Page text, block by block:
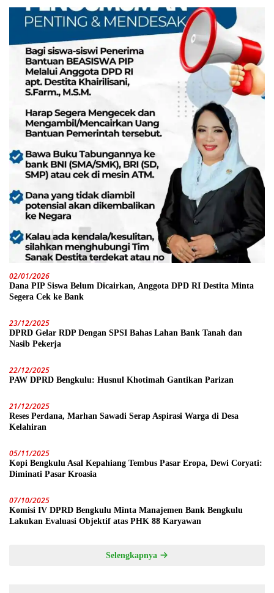
02/01/2026
Dana PIP Siswa Belum Dicairkan, Anggota DPD RI Destita Minta
Segera Cek ke Bank
23/12/2025
DPRD Gelar RDP Dengan SPSI Bahas Lahan Bank Tanah dan
Nasib Pekerja
22/12/2025
PAW DPRD Bengkulu: Husnul Khotimah Gantikan Parizan
21/12/2025
Reses Perdana, Marhan Sawadi Serap Aspirasi Warga di Desa
Kelahiran
05/11/2025
Kopi Bengkulu Asal Kepahiang Tembus Pasar Eropa, Dewi Coryati:
Diminati Pasar Kroasia
07/10/2025
Komisi IV DPRD Bengkulu Minta Manajemen Bank Bengkulu
Lakukan Evaluasi Objektif atas PHK 88 Karyawan
Selengkapnya